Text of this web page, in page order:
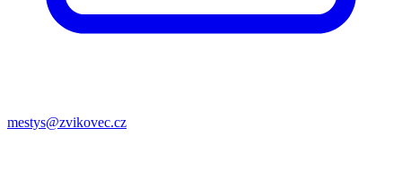
mestys@zvikovec.cz